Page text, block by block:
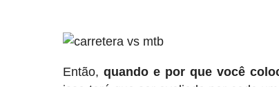
Então,quando e por que você